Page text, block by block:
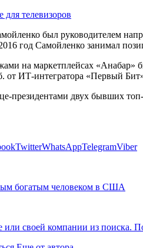
для телевизоров
был руководителем
год Самойленко занимал
на маркетплейсах
от ИТ-интегратора «Первый
президентами двух бывших
TwitterWhatsAppTelegramViber
богатым человеком в США
или своей компании из поиска.